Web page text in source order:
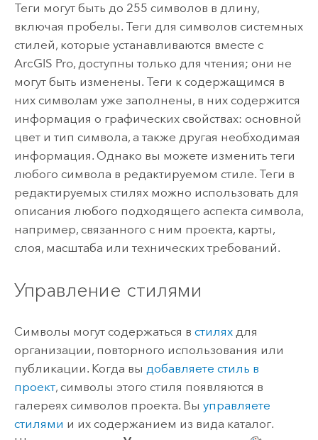
Теги могут быть до 255 символов в длину,
включая пробелы. Теги для символов системных
стилей, которые устанавливаются вместе с
ArcGIS Pro, доступны только для чтения; они не
могут быть изменены. Теги к содержащимся в
них символам уже заполнены, в них содержится
информация о графических свойствах: основной
цвет и тип символа, а также другая необходимая
информация. Однако вы можете изменить теги
любого символа в редактируемом стиле. Теги в
редактируемых стилях можно использовать для
описания любого подходящего аспекта символа,
например, связанного с ним проекта, карты,
слоя, масштаба или технических требований.
Управление стилями
Символы могут содержаться в стиляхдля
организации, повторного использования или
публикации. Когда вы добавляете стиль в
проект, символы этого стиля появляются в
галереях символов проекта. Вы управляете
стилями и их содержанием из вида каталог.